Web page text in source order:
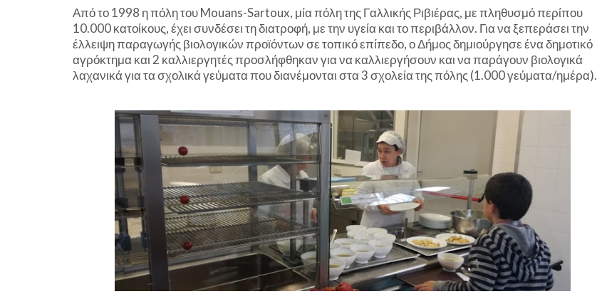
Από το 1998 η πόλη του Mouans-Sartoux, μία πόλη της Γαλλικής Ριβιέρας, με πληθυσμό περίπου
10.000 κατοίκους, έχει συνδέσει τη διατροφή, με την υγεία και το περιβάλλον. Για να ξεπεράσει την
έλλειψη παραγωγής βιολογικών προϊόντων σε τοπικό επίπεδο, ο Δήμος δημιούργησε ένα δημοτικό
αγρόκτημα και 2 καλλιεργητές προσλήφθηκαν για να καλλιεργήσουν και να παράγουν βιολογικά
λαχανικά για τα σχολικά γεύματα που διανέμονται στα 3 σχολεία της πόλης (1.000 γεύματα/ημέρα).